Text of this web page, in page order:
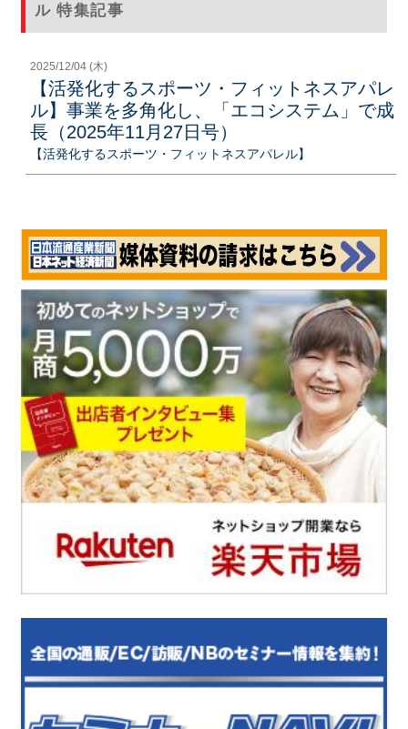
ル 特集記事
2025/12/04 (木)
【活発化するスポーツ・フィットネスアパレ
ル】事業を多角化し、「エコシステム」で成
長（2025年11月27日号）
【活発化するスポーツ・フィットネスアパレル】